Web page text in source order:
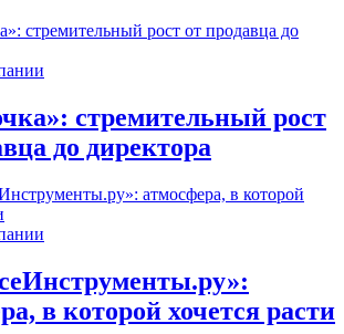
стремительный рост
до директора
в которой хочется расти